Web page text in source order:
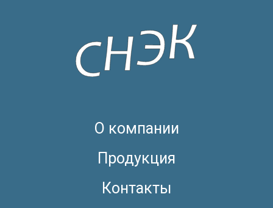
О компании
Продукция
Контакты